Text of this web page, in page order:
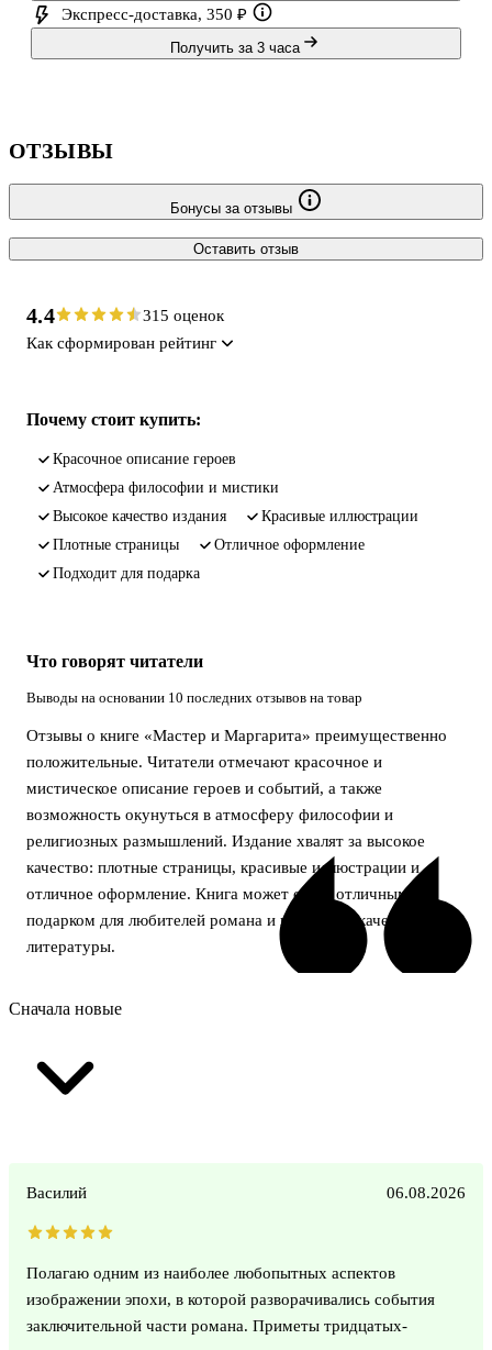
Экспресс-доставка, 350 ₽
Получить за 3 часа
ОТЗЫВЫ
Бонусы за отзывы
Оставить отзыв
4.4
315 оценок
Как сформирован рейтинг
Почему стоит купить:
красочное описание героев
атмосфера философии и мистики
высокое качество издания
красивые иллюстрации
плотные страницы
отличное оформление
подходит для подарка
Что говорят читатели
Выводы на основании 10 последних отзывов на товар
Отзывы о книге «Мастер и Маргарита» преимущественно
положительные. Читатели отмечают красочное и
мистическое описание героев и событий, а также
возможность окунуться в атмосферу философии и
религиозных размышлений. Издание хвалят за высокое
качество: плотные страницы, красивые иллюстрации и
отличное оформление. Книга может стать отличным
подарком для любителей романа и ценителей качественной
литературы.
Сначала новые
Василий 06.08.2026
Полагаю одним из наиболее любопытных аспектов
изображении эпохи, в которой разворачивались события
заключительной части романа. Приметы тридцатых-